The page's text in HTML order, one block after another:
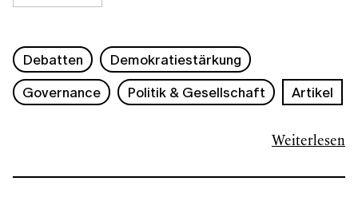
Weiterlesen
Debatten
Demokratiestärkung
Governance
Politik & Gesellschaft Artikel